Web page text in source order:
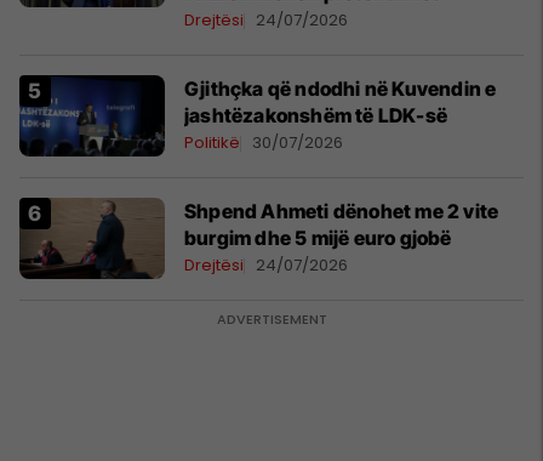
Drejtësi 24/07/2026
Gjithçka që ndodhi në Kuvendin e
jashtëzakonshëm të LDK-së
Politikë 30/07/2026
Shpend Ahmeti dënohet me 2 vite
burgim dhe 5 mijë euro gjobë
Drejtësi 24/07/2026